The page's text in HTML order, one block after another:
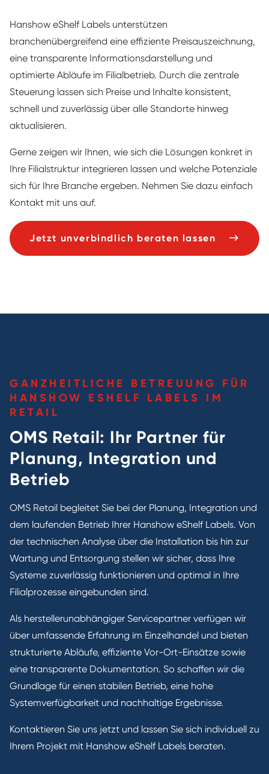
Hanshow eShelf Labels unterstützen
branchenübergreifend eine effiziente Preisauszeichnung,
eine transparente Informationsdarstellung und
optimierte Abläufe im Filialbetrieb. Durch die zentrale
Steuerung lassen sich Preise und Inhalte konsistent,
schnell und zuverlässig über alle Standorte hinweg
aktualisieren.
Gerne zeigen wir Ihnen, wie sich die Lösungen konkret in
Ihre Filialstruktur integrieren lassen und welche Potenziale
sich für Ihre Branche ergeben. Nehmen Sie dazu einfach
Kontakt mit uns auf.
Jetzt unverbindlich beraten lassen
GANZHEITLICHE BETREUUNG FÜR
HANSHOW ESHELF LABELS IM
RETAIL
OMS Retail: Ihr Partner für
Planung, Integration und
Betrieb
OMS Retail begleitet Sie bei der Planung, Integration und
dem laufenden Betrieb Ihrer Hanshow eShelf Labels. Von
der technischen Analyse über die Installation bis hin zur
Wartung und Entsorgung stellen wir sicher, dass Ihre
Systeme zuverlässig funktionieren und optimal in Ihre
Filialprozesse eingebunden sind.
Als herstellerunabhängiger Servicepartner verfügen wir
über umfassende Erfahrung im Einzelhandel und bieten
strukturierte Abläufe, effiziente Vor-Ort-Einsätze sowie
eine transparente Dokumentation. So schaffen wir die
Grundlage für einen stabilen Betrieb, eine hohe
Systemverfügbarkeit und nachhaltige Ergebnisse.
Kontaktieren Sie uns jetzt und lassen Sie sich individuell zu
Ihrem Projekt mit Hanshow eShelf Labels beraten.